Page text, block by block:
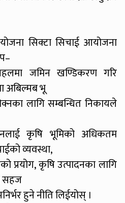
सिक्टा सिचाई आयोजना
जमिन खण्डिकरण गरि
अबिल्मब भू
लागि सम्बन्धित निकायले
कृषि भूमिको अधिकतम
व्यवस्था,
प्रयोग, कृषि उत्पादनका लागि
सहज
हुने नीति लिईयोस् ।